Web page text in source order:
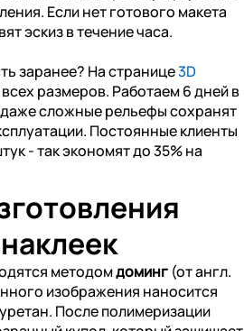
Если нет готового макета
эскиз в течение часа.
заранее? На странице3D
размеров. Работаем 6 дней в
сложные рельефы сохранят
Постоянные клиенты
- так экономят до 35% на
методомдоминг (от англ.
изображения наносится
После полимеризации